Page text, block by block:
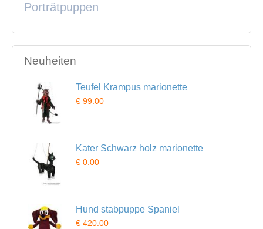
Porträtpuppen
Neuheiten
Teufel Krampus marionette
€ 99.00
Kater Schwarz holz marionette
€ 0.00
Hund stabpuppe Spaniel
€ 420.00